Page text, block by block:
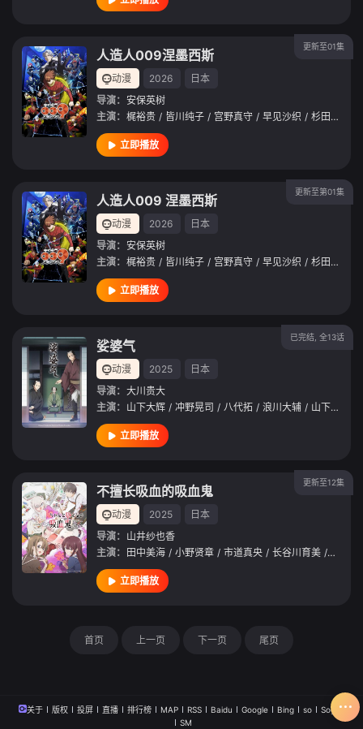
更新至01集
人造人009涅墨西斯
动漫 2026
日本
导演： 安保英树
主演： 梶裕贵 / 皆川纯子 / 宫野真守 / 早见沙织 / 杉田智和
立即播放
更新至第01集
人造人009 涅墨西斯
动漫 2026
日本
导演： 安保英树
主演： 梶裕贵 / 皆川纯子 / 宫野真守 / 早见沙织 / 杉田智和
立即播放
已完结, 全13话
娑婆气
动漫 2025
日本
导演： 大川贵大
主演： 山下大辉 / 冲野晃司 / 八代拓 / 浪川大辅 / 山下诚一郎
立即播放
更新至12集
不擅长吸血的吸血鬼
动漫 2025
日本
导演： 山井纱也香
主演：
田中美海 / 小野贤章 / 市道真央 / 长谷川育美 / 福原克
立即播放
首页 上一页 下一页 尾页
关于 版权 投屏 直播 排行榜 MAP RSS Baidu Google Bing so
Sogou
SM